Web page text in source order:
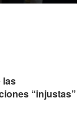
las
“injustas”